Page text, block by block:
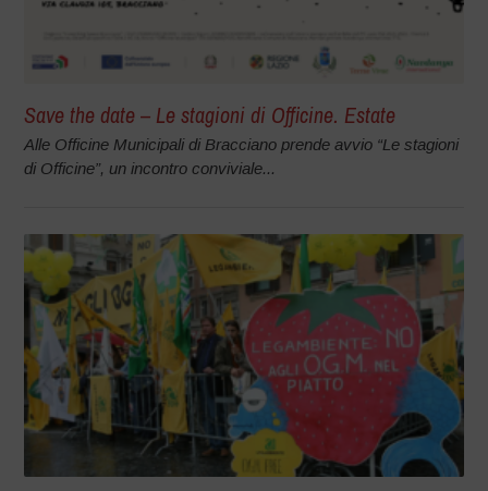
Save the date – Le stagioni di Officine. Estate
Alle Officine Municipali di Bracciano prende avvio “Le stagioni
di Officine”, un incontro conviviale...